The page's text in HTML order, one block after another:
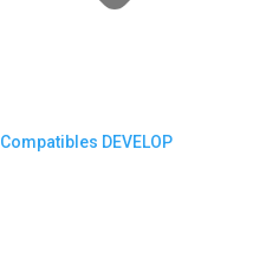
Compatibles DEVELOP